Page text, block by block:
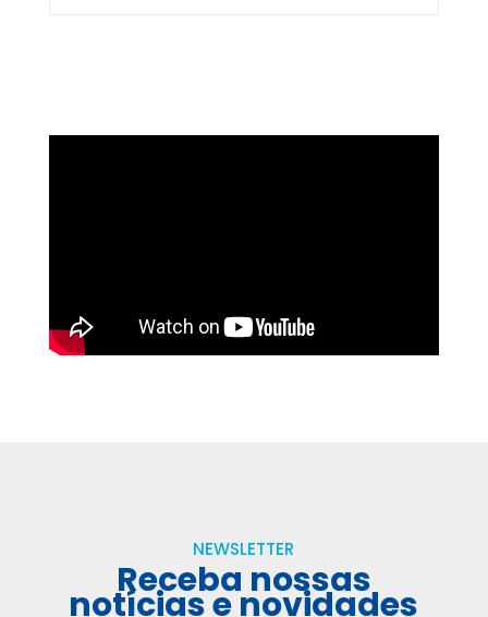
NEWSLETTER
Receba nossas
notícias e novidades